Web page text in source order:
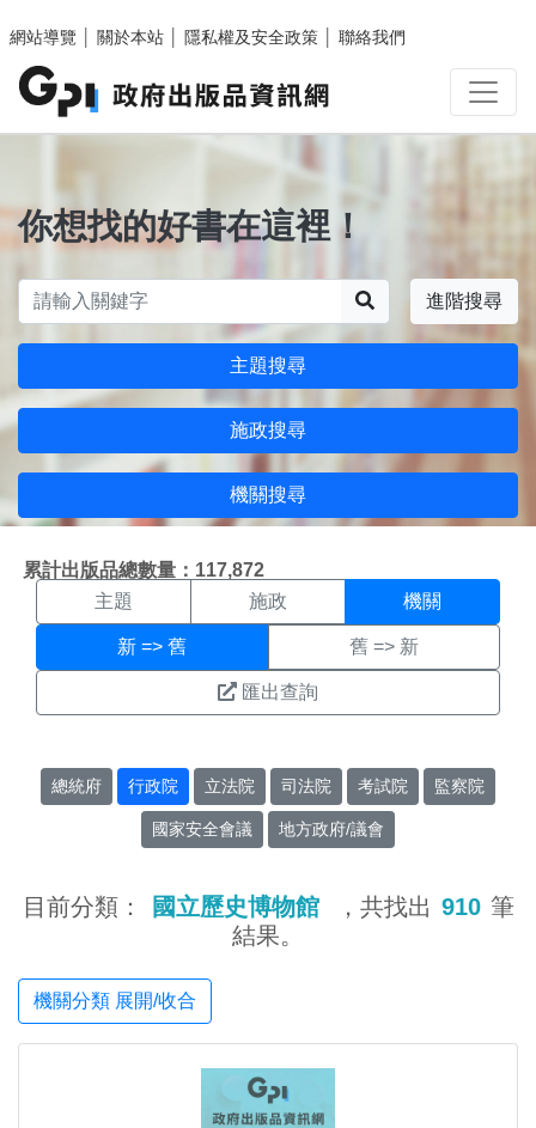
網站導覽
關於本站 隱私權及安全政策 聯絡我們
你想找的好書在這裡！
進階搜尋
主題搜尋
施政搜尋
機關搜尋
累計出版品總數量：117,872
機關搜尋結果頁面
主題 施政 機關
新 => 舊 舊 => 新
匯出查詢
總統府 行政院 立法院 司法院 考試院 監察院
國家安全會議 地方政府/議會
目前分類： 國立歷史博物館 ，共找出 910 筆
結果。
機關分類 展開/收合